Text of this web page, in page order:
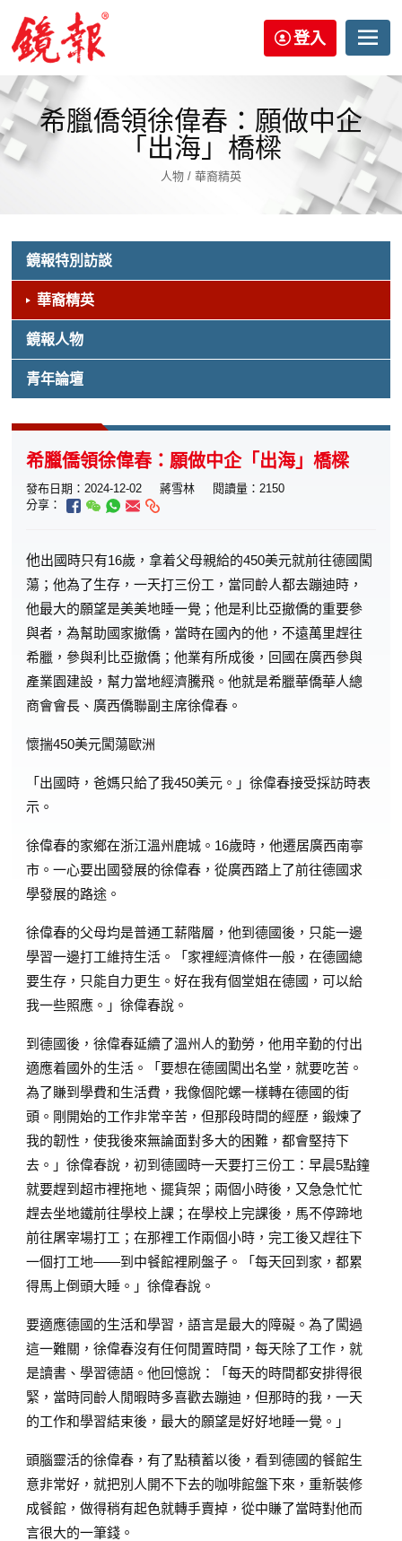
登入
希臘僑領徐偉春：願做中企
「出海」橋樑
人物 / 華裔精英
鏡報特別訪談
華裔精英
鏡報人物
青年論壇
希臘僑領徐偉春：願做中企「出海」橋樑
發布日期：2024-12-02 蔣雪林
閱讀量：2150
分享：
他出國時只有16歲，拿着父母親給的450美元就前往德國闖
蕩；他為了生存，一天打三份工，當同齡人都去蹦迪時，
他最大的願望是美美地睡一覺；他是利比亞撤僑的重要參
與者，為幫助國家撤僑，當時在國內的他，不遠萬里趕往
希臘，參與利比亞撤僑；他業有所成後，回國在廣西參與
產業園建設，幫力當地經濟騰飛。他就是希臘華僑華人總
商會會長、廣西僑聯副主席徐偉春。
懷揣450美元闖蕩歐洲
「出國時，爸媽只給了我450美元。」徐偉春接受採訪時表
示。
徐偉春的家鄉在浙江溫州鹿城。16歲時，他遷居廣西南寧
市。一心要出國發展的徐偉春，從廣西踏上了前往德國求
學發展的路途。
徐偉春的父母均是普通工薪階層，他到德國後，只能一邊
學習一邊打工維持生活。「家裡經濟條件一般，在德國總
要生存，只能自力更生。好在我有個堂姐在德國，可以給
我一些照應。」徐偉春說。
到德國後，徐偉春延續了溫州人的勤勞，他用辛勤的付出
適應着國外的生活。「要想在德國闖出名堂，就要吃苦。
為了賺到學費和生活費，我像個陀螺一樣轉在德國的街
頭。剛開始的工作非常辛苦，但那段時間的經歷，鍛煉了
我的韌性，使我後來無論面對多大的困難，都會堅持下
去。」徐偉春說，初到德國時一天要打三份工：早晨5點鐘
就要趕到超市裡拖地、擺貨架；兩個小時後，又急急忙忙
趕去坐地鐵前往學校上課；在學校上完課後，馬不停蹄地
前往屠宰場打工；在那裡工作兩個小時，完工後又趕往下
一個打工地——到中餐館裡刷盤子。「每天回到家，都累
得馬上倒頭大睡。」徐偉春說。
要適應德國的生活和學習，語言是最大的障礙。為了闖過
這一難關，徐偉春沒有任何閒置時間，每天除了工作，就
是讀書、學習德語。他回憶說：「每天的時間都安排得很
緊，當時同齡人閒暇時多喜歡去蹦迪，但那時的我，一天
的工作和學習結束後，最大的願望是好好地睡一覺。」
頭腦靈活的徐偉春，有了點積蓄以後，看到德國的餐館生
意非常好，就把別人開不下去的咖啡館盤下來，重新裝修
成餐館，做得稍有起色就轉手賣掉，從中賺了當時對他而
言很大的一筆錢。